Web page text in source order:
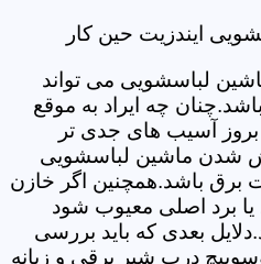
ایندزیت حین کار
لباسشویی می تواند
چه ایراد به موقع
آسیب های جدی تر
شدن ماشین لباسشویی
برق باشد.همچنین اگر خازن
یا برد اصلی معیوب شود
بعدی که باید بررسی
درب شیر برقی و زبانه